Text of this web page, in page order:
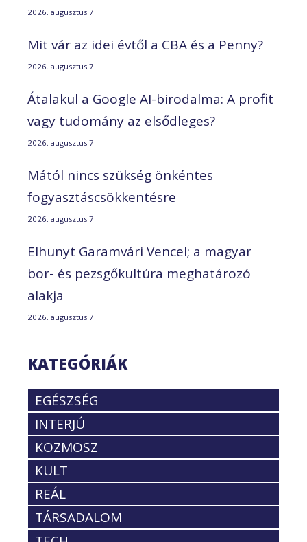
2026. augusztus 7.
Mit vár az idei évtől a CBA és a Penny?
2026. augusztus 7.
Átalakul a Google AI-birodalma: A profit
vagy tudomány az elsődleges?
2026. augusztus 7.
Mától nincs szükség önkéntes
fogyasztáscsökkentésre
2026. augusztus 7.
Elhunyt Garamvári Vencel; a magyar
bor- és pezsgőkultúra meghatározó
alakja
2026. augusztus 7.
KATEGÓRIÁK
EGÉSZSÉG
INTERJÚ
KOZMOSZ
KULT
REÁL
TÁRSADALOM